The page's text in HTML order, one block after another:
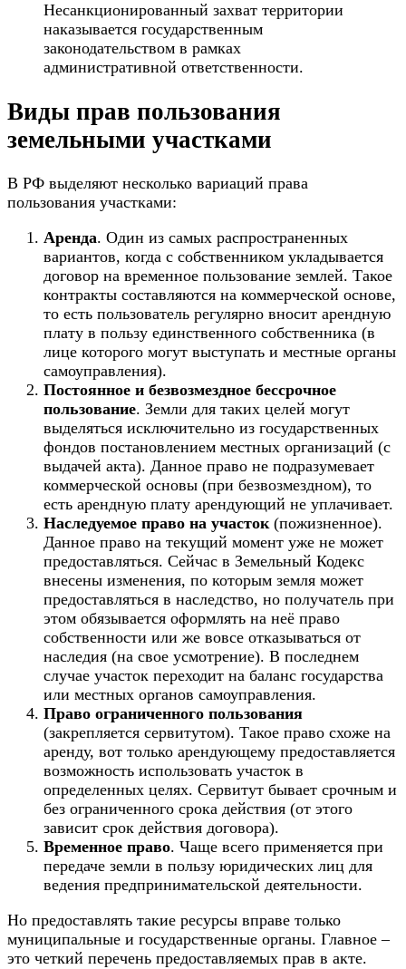
Несанкционированный захват территории
наказывается государственным
законодательством в рамках
административной ответственности.
Виды прав пользования
земельными участками
В РФ выделяют несколько вариаций права
пользования участками:
Аренда. Один из самых распространенных
вариантов, когда с собственником укладывается
договор на временное пользование землей. Такое
контракты составляются на коммерческой основе,
то есть пользователь регулярно вносит арендную
плату в пользу единственного собственника (в
лице которого могут выступать и местные органы
самоуправления).
Постоянное и безвозмездное бессрочное
пользование. Земли для таких целей могут
выделяться исключительно из государственных
фондов постановлением местных организаций (с
выдачей акта). Данное право не подразумевает
коммерческой основы (при безвозмездном), то
есть арендную плату арендующий не уплачивает.
Наследуемое право на участок(пожизненное).
Данное право на текущий момент уже не может
предоставляться. Сейчас в Земельный Кодекс
внесены изменения, по которым земля может
предоставляться в наследство, но получатель при
этом обязывается оформлять на неё право
собственности или же вовсе отказываться от
наследия (на свое усмотрение). В последнем
случае участок переходит на баланс государства
или местных органов самоуправления.
Право ограниченного пользования
(закрепляется сервитутом). Такое право схоже на
аренду, вот только арендующему предоставляется
возможность использовать участок в
определенных целях. Сервитут бывает срочным и
без ограниченного срока действия (от этого
зависит срок действия договора).
Временное право. Чаще всего применяется при
передаче земли в пользу юридических лиц для
ведения предпринимательской деятельности.
Но предоставлять такие ресурсы вправе только
муниципальные и государственные органы. Главное –
это четкий перечень предоставляемых прав в акте.